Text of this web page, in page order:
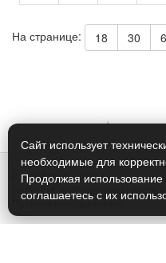
На странице: 18 30
© Арт Дизайн 2026
Политика конфиденциальности
Правила использования
Сайт использует
необходимые для
Продолжая использование
соглашаетесь с их